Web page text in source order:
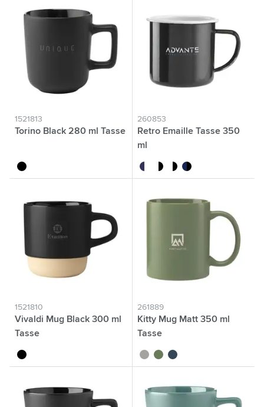
1521813
Torino Black 280 ml Tasse
noir
260853
Retro Emaille Tasse 350
ml
blanc/bleu
blanc/noir
noir/blanc
bleu/noir
1521810
Vivaldi Mug Black 300 ml
Tasse
noir
261889
Kitty Mug Matt 350 ml
Tasse
gris vert bleu marine